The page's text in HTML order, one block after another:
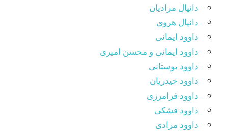
دانیال مرادیان
دانیال هروی
داوود ایمانی
داوود ایمانی و محسن امیری
داوود بوستانی
داوود حیدریان
داوود فرامرزی
داوود فشکی
داوود مرادی